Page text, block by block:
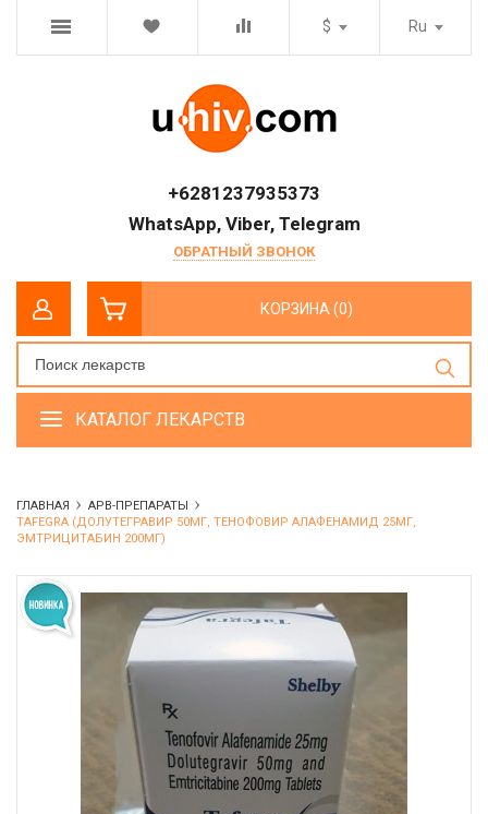
Ru
$
+6281237935373
WhatsApp, Viber, Telegram
ОБРАТНЫЙ ЗВОНОК
КОРЗИНА (0)
КАТАЛОГ ЛЕКАРСТВ
ГЛАВНАЯ
АРВ-ПРЕПАРАТЫ
TAFEGRA (ДОЛУТЕГРАВИР 50МГ, ТЕНОФОВИР АЛАФЕНАМИД 25МГ,
ЭМТРИЦИТАБИН 200МГ)